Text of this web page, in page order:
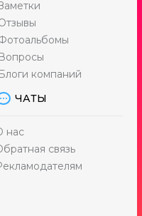
Вопросы
Блоги компаний
ЧАТЫ
нас
связь